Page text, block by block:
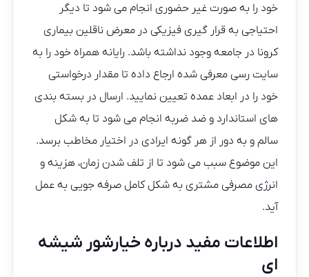
خود را به صورت غیر حضوری انجام می شود تا دیگر
احتیاجی به قرار گیری فیزیکی در معرض ناقلین بیماری
کرونا در جامعه وجود نداشته باشد. رایانه همراه خود را به
سایت رسی معرفی شده ارجاع داده تا مقدار درخواستی
خود را در ابعاد عمده تعیین نمایید. ارسال در بسته بندی
های استاندارد و ضد ضربه انجام می شود تا به شکل
سالم و به دور از هر گونه ایرادی در اختیار مخاطب برسد.
این موضوع سبب می شود تا از تلف شدن زمان، هزینه و
انرژی مصرفی مشتری به شکل کامل صرفه جویی به عمل
آید.
اطلاعات مفید درباره خیارشور شیشه
ای